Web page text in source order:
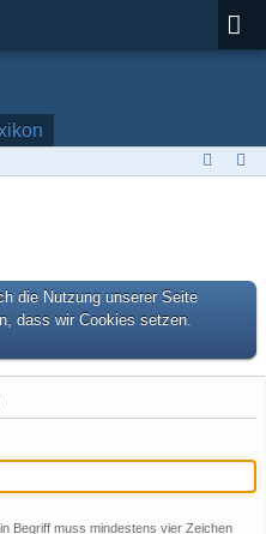
die Nutzung unserer Seite
dass wir Cookies setzen.
Begriff muss mindestens vier Zeichen